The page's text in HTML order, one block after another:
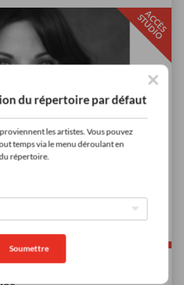
du répertoire par défaut
les artistes. Vous pouvez
temps via le menu déroulant en
répertoire.
Soumettre
A
C
C
È
S
S
T
U
D
I
O